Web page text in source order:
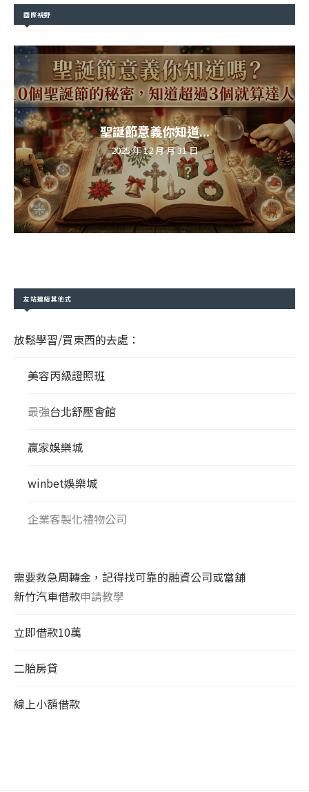
國際視野
聖誕節意義你知道...
2025 年 12 月 月 31 日
友站連結其他式
放鬆學習/買東西的去處：
美容丙級證照班
最強台北舒壓會館
贏家娛樂城
winbet娛樂城
企業客製化禮物公司
需要救急周轉金，記得找可靠的融資公司或當舖
新竹汽車借款申請教學
立即借款10萬
二胎房貸
線上小額借款